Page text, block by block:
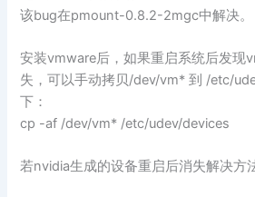
该bug在pmount-0.8.2-2mgc中解决。
安装vmware后，如果重启系统后发现
失，可以手动拷贝/dev/vm* 到 /etc/
下：
cp -af /dev/vm* /etc/udev/devices
若nvidia生成的设备重启后消失解决方